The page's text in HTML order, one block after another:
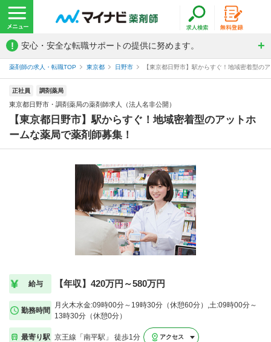
! 安心・安全な転職サポートの提供に努めます。
薬剤師の求人・転職TOP 東京都 日野市 【東京都日野市】駅からすぐ！地域密着型の
正社員 調剤薬局
東京都日野市・調剤薬局の薬剤師求人（法人名非公開）
【東京都日野市】駅からすぐ！地域密着型のアットホ
ームな薬局で薬剤師募集！
給与 【年収】420万円～580万円
勤務時間
月火木水金:09時00分～19時30分（休憩60分）,土:09時00分～
13時30分（休憩0分）
最寄り駅 京王線「南平駅」 徒歩1分 アクセス